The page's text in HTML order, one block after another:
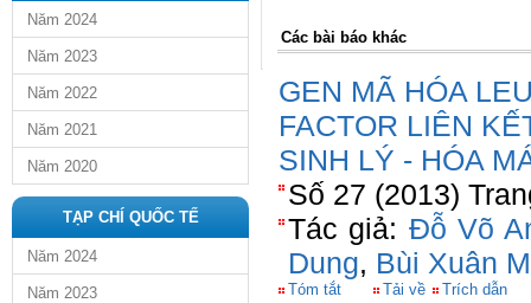
Năm 2024
Năm 2023
Năm 2022
Năm 2021
Năm 2020
TẠP CHÍ QUỐC TẾ
Năm 2024
Năm 2023
Các bài báo khác
GEN MÃ HÓA
FACTOR LIÊN
SINH LÝ - HÓA
Số 27 (2013)
Tác giả: Đỗ Võ
Dung, Bùi Xuân
Tóm tắt Tải về Trích dẫn